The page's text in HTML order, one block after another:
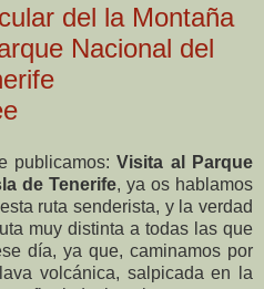
del la Montaña
Nacional del
publicamos:Visita al Parque
de Tenerife, ya os hablamos
ruta senderista, y la verdad
muy distinta a todas las que
día, ya que, caminamos por
volcánica, salpicada en la